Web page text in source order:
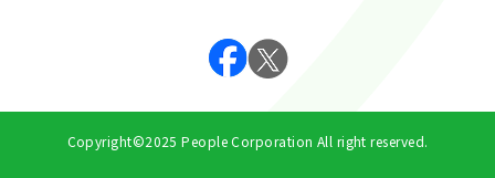
Copyright©2025 People Corporation All right reserved.